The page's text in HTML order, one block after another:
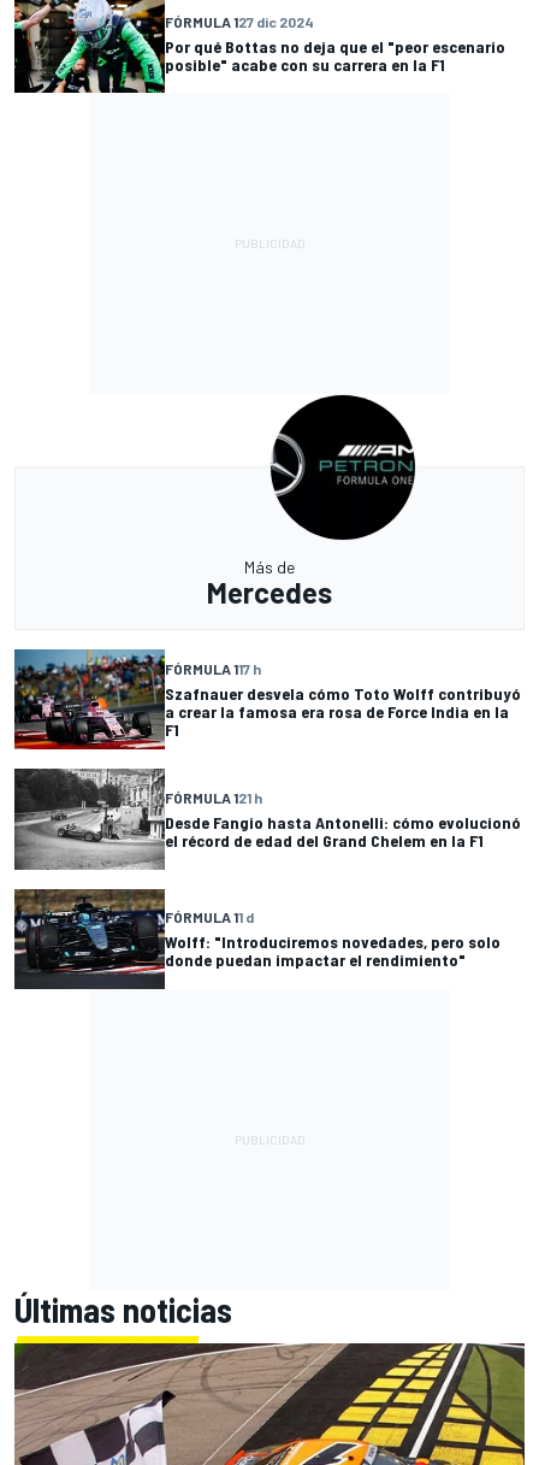
FÓRMULA 127 dic 2024
Por qué Bottas no deja que el "peor escenario
posible" acabe con su carrera en la F1
Más de
Mercedes
FÓRMULA 117 h
Szafnauer desvela cómo Toto Wolff contribuyó
a crear la famosa era rosa de Force India en la
F1
FÓRMULA 121 h
Desde Fangio hasta Antonelli: cómo evolucionó
el récord de edad del Grand Chelem en la F1
FÓRMULA 11 d
Wolff: "Introduciremos novedades, pero solo
donde puedan impactar el rendimiento"
Últimas noticias